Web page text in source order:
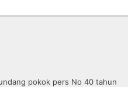
pokok pers No 40 tahun